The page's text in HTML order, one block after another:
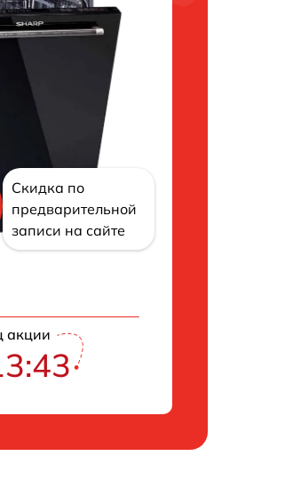
Скидка по
предварительной
записи на сайте
акции